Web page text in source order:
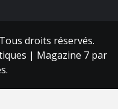
droits réservés.
| Magazine 7 par